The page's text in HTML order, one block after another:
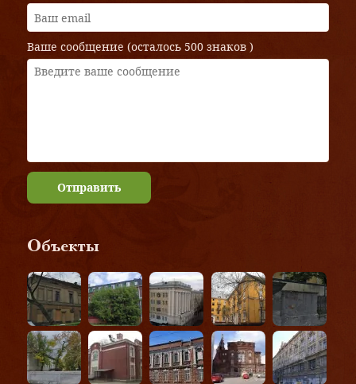
Ваше сообщение (осталось 500 знаков )
Отправить
Объекты